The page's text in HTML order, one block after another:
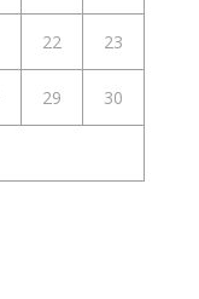
22 23
29 30